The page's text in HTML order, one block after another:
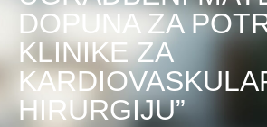
DOPUNA ZA
KLINIKE ZA
HIRURGIJU”